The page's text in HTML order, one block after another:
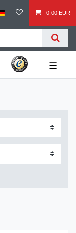
0,00 EUR
☰